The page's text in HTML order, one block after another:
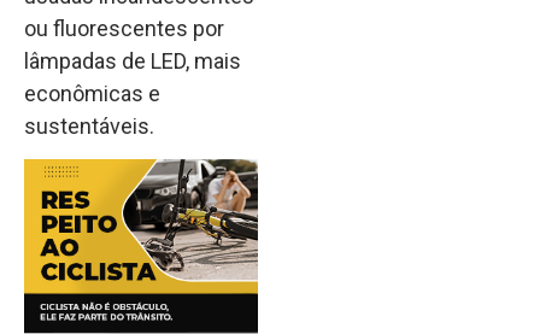
ou fluorescentes por
lâmpadas de LED, mais
econômicas e
sustentáveis.